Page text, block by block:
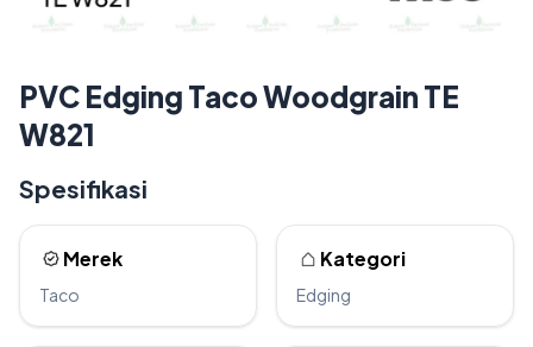
PVC Edging Taco Woodgrain TE
W821
Spesifikasi
Merek
Taco
Kategori
Edging